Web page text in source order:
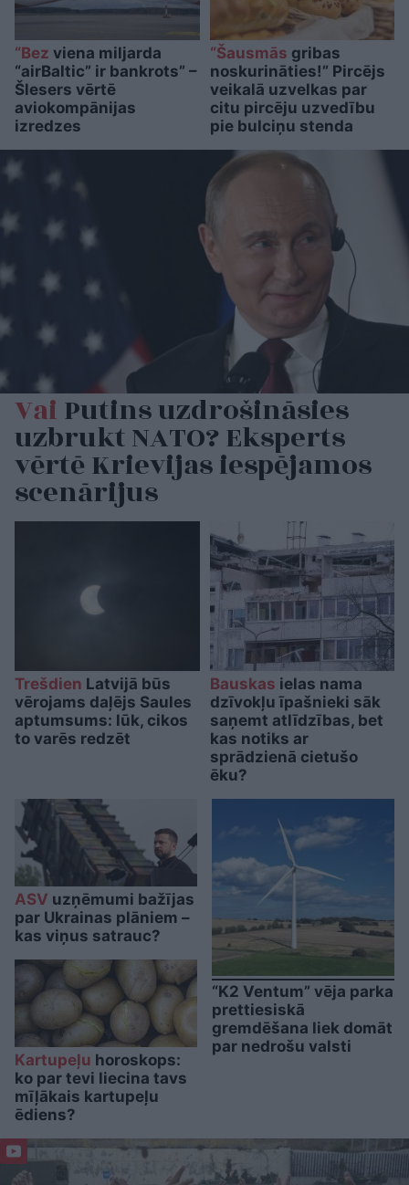
“Bez viena miljarda
“airBaltic” ir bankrots” –
Šlesers vērtē
aviokompānijas
izredzes
“Šausmās gribas
noskurināties!” Pircējs
veikalā uzvelkas par
citu pircēju uzvedību
pie bulciņu stenda
VaiPutins uzdrošināsies
uzbrukt NATO? Eksperts
vērtē Krievijas iespējamos
scenārijus
Trešdien Latvijā būs
vērojams daļējs Saules
aptumsums: lūk, cikos
to varēs redzēt
Bauskas ielas nama
dzīvokļu īpašnieki sāk
saņemt atlīdzības, bet
kas notiks ar
sprādzienā cietušo
ēku?
ASV uzņēmumi bažījas
par Ukrainas plāniem –
kas viņus satrauc?
Kartupeļu horoskops:
ko par tevi liecina tavs
mīļākais kartupeļu
ēdiens?
“K2 Ventum” vēja parka
prettiesiskā
gremdēšana liek domāt
par nedrošu valsti